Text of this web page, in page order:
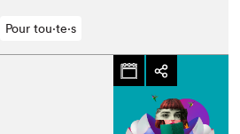
Pour tou⋅te⋅s